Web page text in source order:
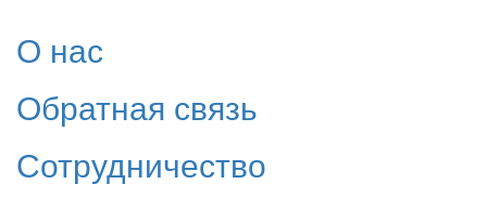
О нас
Обратная связь
Сотрудничество